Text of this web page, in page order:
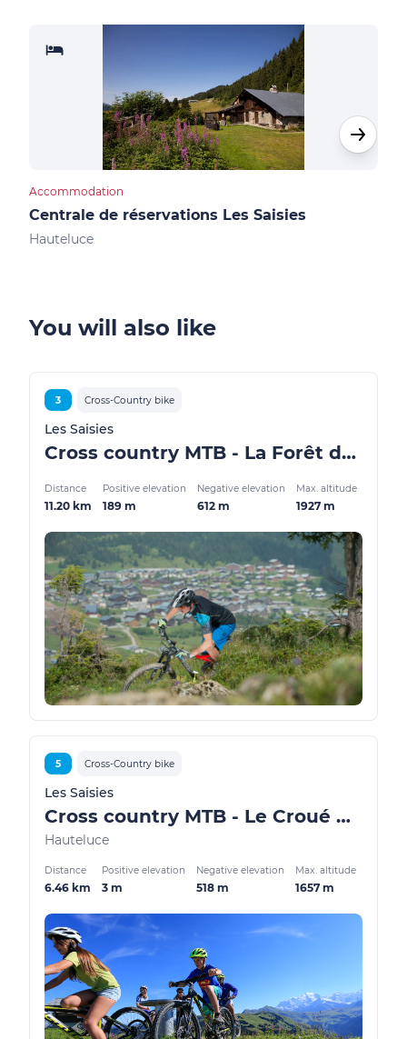
Accommodation
Centrale de réservations Les Saisies
Hauteluce
You will also like
3 Cross-Country bike
Les Saisies
Cross country MTB - La Forêt de Bisanne
Distance
11.20 km
Positive elevation
189 m
Negative elevation
612 m
Max. altitude
1927 m
5 Cross-Country bike
Les Saisies
Cross country MTB - Le Croué de l'Allié
Hauteluce
Distance
6.46 km
Positive elevation
3 m
Negative elevation
518 m
Max. altitude
1657 m